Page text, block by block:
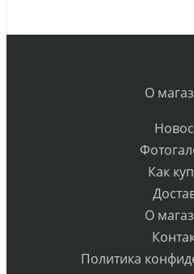
О
Как
О
Политика